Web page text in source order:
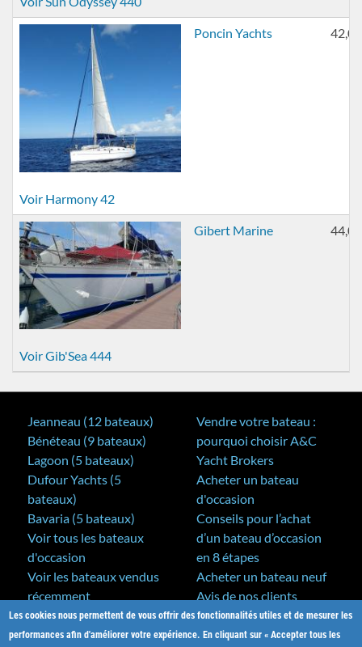
Les cookies nous permettent de vous offrir des fonctionnalités utiles et de mesurer les
performances afin d'améliorer votre expérience. En cliquant sur « Accepter tous les
Voir Harmony 42
Poncin Yachts
Voir Gib'Sea 444
Gibert Marine
Jeanneau (12 bateaux)
Bénéteau (9 bateaux)
Lagoon (5 bateaux)
Dufour Yachts (5
bateaux)
Bavaria (5 bateaux)
Voir tous les bateaux
d'occasion
Voir les bateaux vendus
récemment
Vendre votre bateau :
pourquoi choisir A&C
Yacht Brokers
Acheter un bateau
d'occasion
Conseils pour l’achat
d’un bateau d’occasion
en 8 étapes
Acheter un bateau neuf
Avis de nos clients
A&C Yacht Brokers
Bateaux neufs